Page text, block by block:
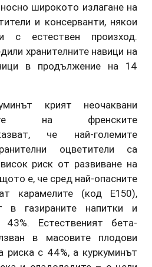
широкото излагане на
и консерванти, някои
естествен произход.
хранителните навици на
в продължение на 14
крият неочаквани
на френските
че най-големите
оцветители са
риск от развиване на
е, че сред най-опасните
карамелите (код E150),
газираните напитки и
Естественият бета-
в масовите плодови
риска с 44%, а куркуминът